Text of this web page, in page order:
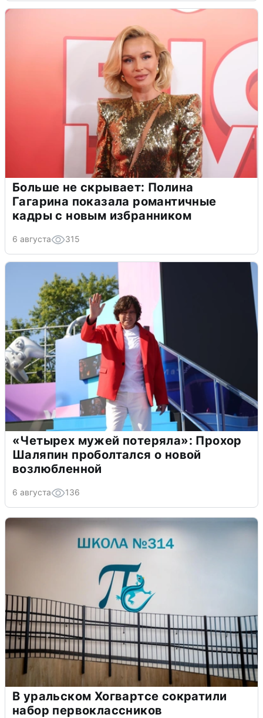
Больше не скрывает: Полина
Гагарина показала романтичные
кадры с новым избранником
6 августа 315
«Четырех мужей потеряла»: Прохор
Шаляпин проболтался о новой
возлюбленной
6 августа 136
В уральском Хогвартсе сократили
набор первоклассников